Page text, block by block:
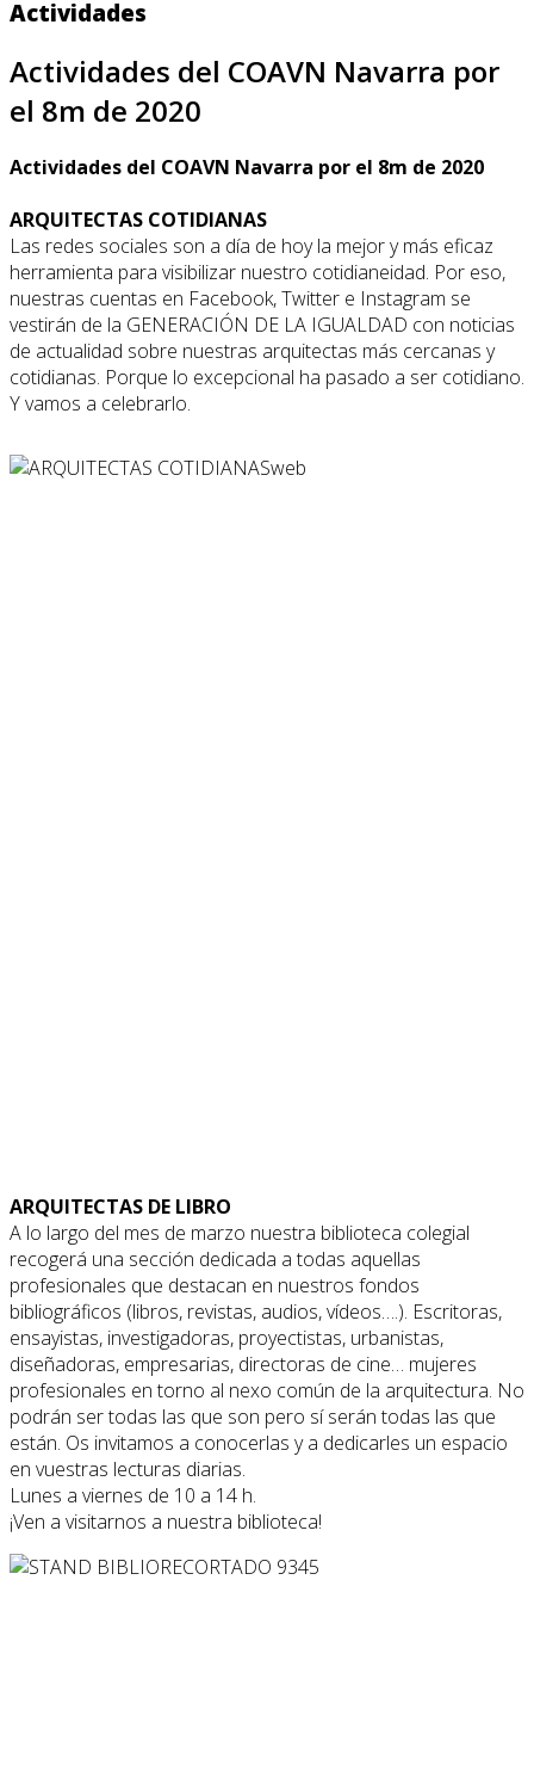
Actividades
Actividades del COAVN Navarra por
el 8m de 2020
Actividades del COAVN Navarra por el 8m de 2020
ARQUITECTAS COTIDIANAS
Las redes sociales son a día de hoy la mejor y más eficaz
herramienta para visibilizar nuestro cotidianeidad. Por eso,
nuestras cuentas en Facebook, Twitter e Instagram se
vestirán de la GENERACIÓN DE LA IGUALDAD con noticias
de actualidad sobre nuestras arquitectas más cercanas y
cotidianas. Porque lo excepcional ha pasado a ser cotidiano.
Y vamos a celebrarlo.
ARQUITECTAS DE LIBRO
A lo largo del mes de marzo nuestra biblioteca colegial
recogerá una sección dedicada a todas aquellas
profesionales que destacan en nuestros fondos
bibliográficos (libros, revistas, audios, vídeos….). Escritoras,
ensayistas, investigadoras, proyectistas, urbanistas,
diseñadoras, empresarias, directoras de cine… mujeres
profesionales en torno al nexo común de la arquitectura. No
podrán ser todas las que son pero sí serán todas las que
están. Os invitamos a conocerlas y a dedicarles un espacio
en vuestras lecturas diarias.
Lunes a viernes de 10 a 14 h.
¡Ven a visitarnos a nuestra biblioteca!